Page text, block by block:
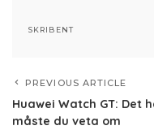
SKRIBENT
PREVIOUS ARTICLE
Huawei Watch GT: Det
måste du veta om